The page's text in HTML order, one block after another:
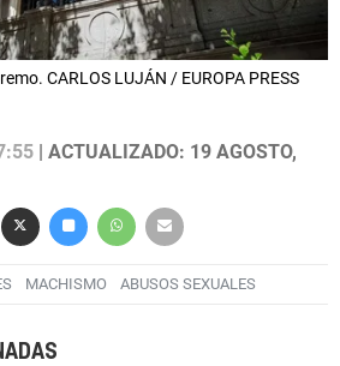
CARLOS LUJÁN / EUROPA PRESS
| ACTUALIZADO: 19 AGOSTO,
MACHISMO ABUSOS SEXUALES